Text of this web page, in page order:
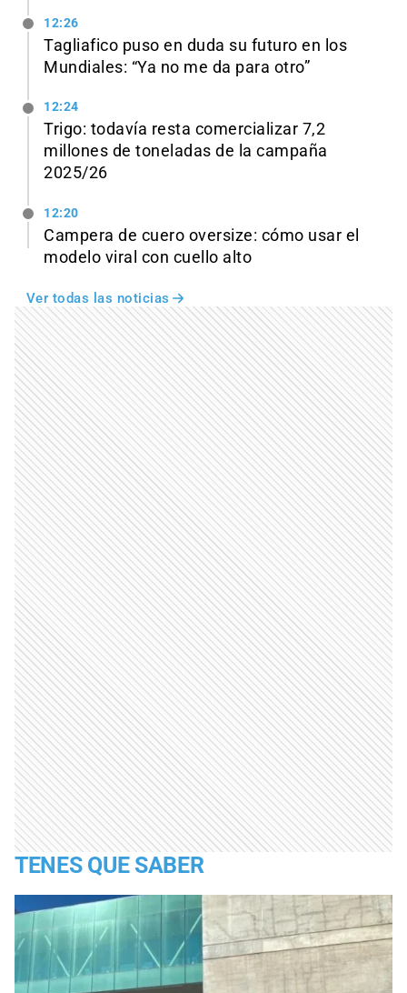
12:26
Tagliafico puso en duda su futuro en los
Mundiales: “Ya no me da para otro”
12:24
Trigo: todavía resta comercializar 7,2
millones de toneladas de la campaña
2025/26
12:20
Campera de cuero oversize: cómo usar el
modelo viral con cuello alto
Ver todas las noticias
TENES QUE SABER